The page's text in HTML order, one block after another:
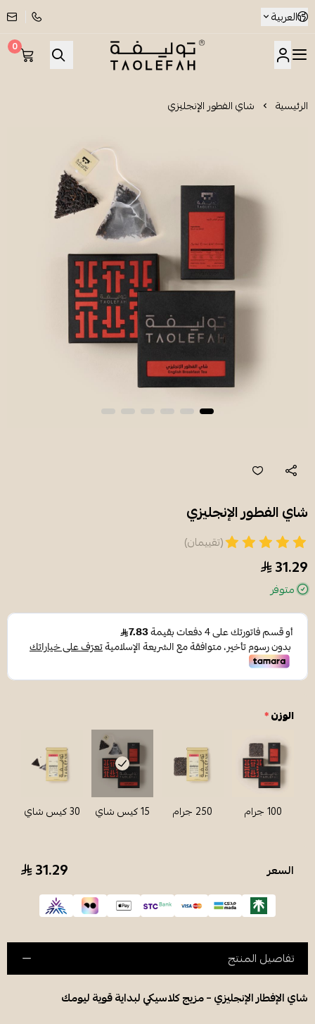
العربية
شاي توليفة
0
الرئيسية شاي الفطور الإنجليزي
شاي الفطور الإنجليزي
(تقييمان)
31.29
متوفر
الوزن*
100 جرام 250 جرام 15 كيس شاي 30 كيس شاي
السعر 31.29
تفاصيل المنتج
شاي الإفطار الإنجليزي – مزيج كلاسيكي لبداية قوية ليومك